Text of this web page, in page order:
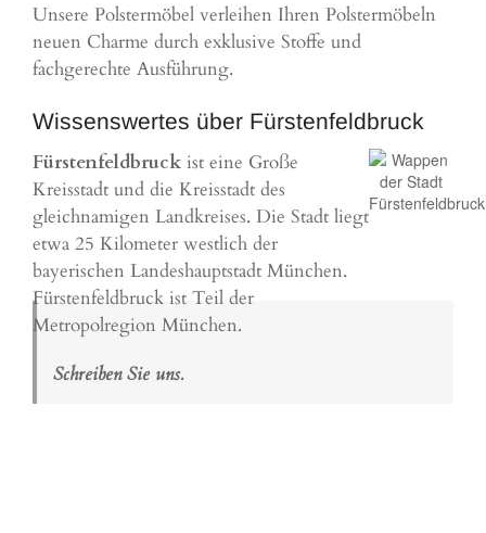
Unsere Polstermöbel verleihen Ihren Polstermöbeln
neuen Charme durch exklusive Stoffe und
fachgerechte Ausführung.
Wissenswertes über Fürstenfeldbruck
Fürstenfeldbruck ist eine Große
Kreisstadt und die Kreisstadt des
gleichnamigen Landkreises. Die Stadt liegt
etwa 25 Kilometer westlich der
bayerischen Landeshauptstadt München.
Fürstenfeldbruck ist Teil der
Metropolregion München.
Schreiben Sie uns.